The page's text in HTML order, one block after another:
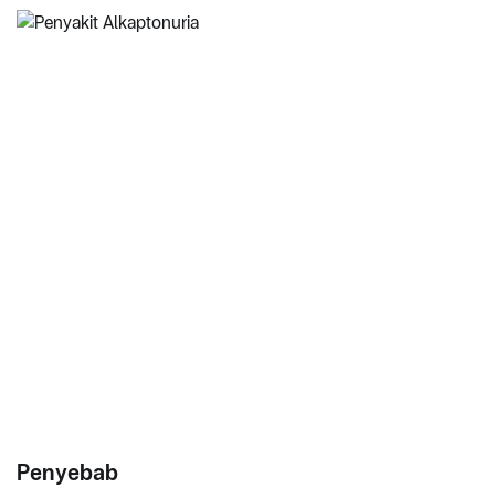
Penyebab